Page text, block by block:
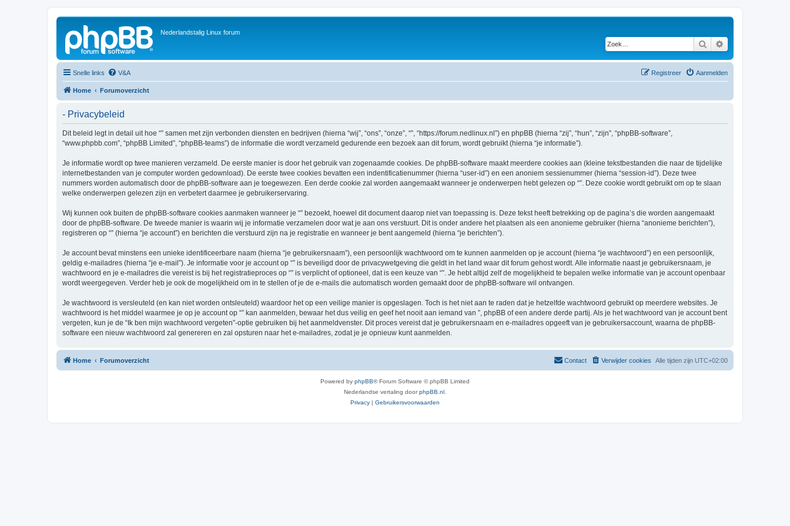
Nederlandstalig Linux forum
Zoek
Snelle links V&A Aanmelden
Registreer
Home Forumoverzicht
- Privacybeleid
Dit beleid legt in detail uit hoe “” samen met zijn verbonden diensten en bedrijven (hierna “wij”, “ons”, “onze”, “”, “https://forum.nedlinux.nl”) en phpBB (hierna “zij”, “hun”, “zijn”, “phpBB-software”,
“www.phpbb.com”, “phpBB Limited”, “phpBB-teams”) de informatie die wordt verzameld gedurende een bezoek aan dit forum, wordt gebruikt (hierna “je informatie”).
Je informatie wordt op twee manieren verzameld. De eerste manier is door het gebruik van zogenaamde cookies. De phpBB-software maakt meerdere cookies aan (kleine tekstbestanden die naar de tijdelijke
internetbestanden van je computer worden gedownload). De eerste twee cookies bevatten een indentificatienummer (hierna “user-id”) en een anoniem sessienummer (hierna “session-id”). Deze twee
nummers worden automatisch door de phpBB-software aan je toegewezen. Een derde cookie zal worden aangemaakt wanneer je onderwerpen hebt gelezen op “”. Deze cookie wordt gebruikt om op te slaan
welke onderwerpen gelezen zijn en verbetert daarmee je gebruikerservaring.
Wij kunnen ook buiten de phpBB-software cookies aanmaken wanneer je “” bezoekt, hoewel dit document daarop niet van toepassing is. Deze tekst heeft betrekking op de pagina’s die worden aangemaakt
door de phpBB-software. De tweede manier is waarin wij je informatie verzamelen door wat je aan ons verstuurt. Dit is onder andere het plaatsen als een anonieme gebruiker (hierna “anonieme berichten”),
registreren op “” (hierna “je account”) en berichten die verstuurd zijn na je registratie en wanneer je bent aangemeld (hierna “je berichten”).
Je account bevat minstens een unieke identificeerbare naam (hierna “je gebruikersnaam”), een persoonlijk wachtwoord om te kunnen aanmelden op je account (hierna “je wachtwoord”) en een persoonlijk,
geldig e-mailadres (hierna “je e-mail”). Je informatie voor je account op “” is beveiligd door de privacywetgeving die geldt in het land waar dit forum gehost wordt. Alle informatie naast je gebruikersnaam, je
wachtwoord en je e-mailadres die vereist is bij het registratieproces op “” is verplicht of optioneel, dat is een keuze van “”. Je hebt altijd zelf de mogelijkheid te bepalen welke informatie van je account openbaar
wordt weergegeven. Verder heb je ook de mogelijkheid om in te stellen of je de e-mails die automatisch worden gemaakt door de phpBB-software wil ontvangen.
Je wachtwoord is versleuteld (en kan niet worden ontsleuteld) waardoor het op een veilige manier is opgeslagen. Toch is het niet aan te raden dat je hetzelfde wachtwoord gebruikt op meerdere websites. Je
wachtwoord is het middel waarmee je op je account op “” kan aanmelden, bewaar het dus veilig en geef het nooit aan iemand van ”, phpBB of een andere derde partij. Als je het wachtwoord van je account bent
vergeten, kun je de “Ik ben mijn wachtwoord vergeten”-optie gebruiken bij het aanmeldvenster. Dit proces vereist dat je gebruikersnaam en e-mailadres opgeeft van je gebruikersaccount, waarna de phpBB-
software een nieuw wachtwoord zal genereren en zal opsturen naar het e-mailadres, zodat je je opnieuw kunt aanmelden.
Home Forumoverzicht Alle tijden zijn UTC+02:00
Verwijder cookies
Contact
Powered by phpBB® Forum Software © phpBB Limited
Nederlandse vertaling doorphpBB.nl
Privacy | Gebruikersvoorwaarden